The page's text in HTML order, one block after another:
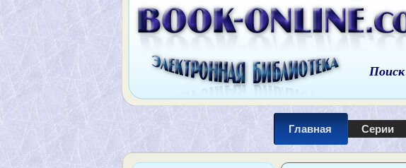
Поиск
Главная Серии